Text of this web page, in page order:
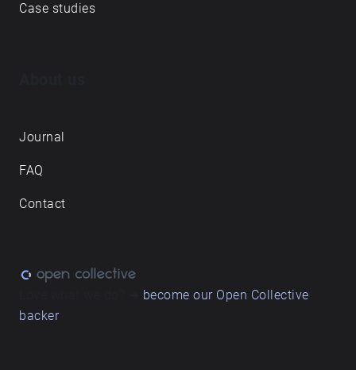
Case studies
Journal
FAQ
Contact
become our Open Collective
backer